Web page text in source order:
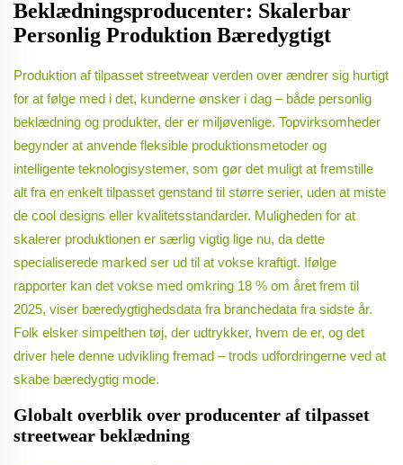
Beklædningsproducenter: Skalerbar
Personlig Produktion Bæredygtigt
Produktion af tilpasset streetwear verden over ændrer sig hurtigt
for at følge med i det, kunderne ønsker i dag – både personlig
beklædning og produkter, der er miljøvenlige. Topvirksomheder
begynder at anvende fleksible produktionsmetoder og
intelligente teknologisystemer, som gør det muligt at fremstille
alt fra en enkelt tilpasset genstand til større serier, uden at miste
de cool designs eller kvalitetsstandarder. Muligheden for at
skalerer produktionen er særlig vigtig lige nu, da dette
specialiserede marked ser ud til at vokse kraftigt. Ifølge
rapporter kan det vokse med omkring 18 % om året frem til
2025, viser bæredygtighedsdata fra branchedata fra sidste år.
Folk elsker simpelthen tøj, der udtrykker, hvem de er, og det
driver hele denne udvikling fremad – trods udfordringerne ved at
skabe bæredygtig mode.
Globalt overblik over producenter af tilpasset
streetwear beklædning